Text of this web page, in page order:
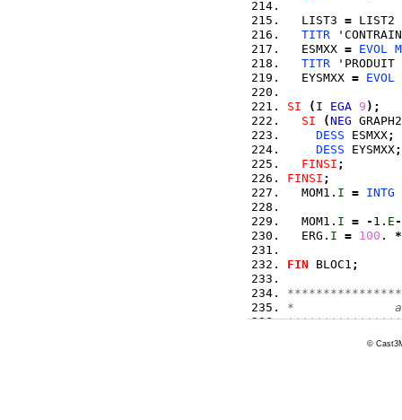
  LIST3
= LIST2
TITR
  ESMXX
= EVOL
TITR
  EYSMXX
= EVOL
SI ( I EGA 9 ) ;
SI
(NEG
DESS ESMXX;
DESS EYSMXX;
FINSI ;
FINSI ;
  MOM1.
I = INTG
  MOM1.
I = - 1. E-
  ERG.
I = 100 . *
FIN BLOC1 ;
*
©